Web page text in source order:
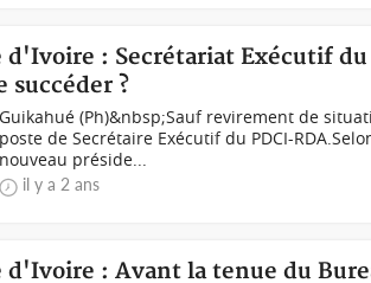
d'Ivoire : Secrétariat Exécutif
succéder ?
Guikahué (Ph)&nbsp;Sauf revirement de
poste de Secrétaire Exécutif du PDCI-
nouveau préside...
il y a 2 ans
d'Ivoire : Avant la tenue du